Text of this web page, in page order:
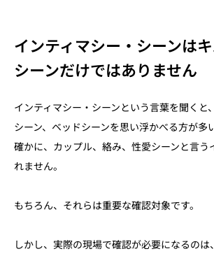
インティマシー・シーンは
シーンだけではありません
インティマシー・シーンという言葉を聞くと
シーン、ベッドシーンを思い浮かべる方が多
確かに、カップル、絡み、性愛シーンと言う
れません。
もちろん、それらは重要な確認対象です。
しかし、実際の現場で確認が必要になるのは